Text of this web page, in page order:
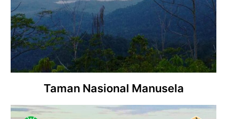
Taman Nasional Manusela